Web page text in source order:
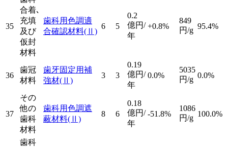
35
合着､
充填
及び
仮封
材料
歯科用色調適
合確認材料(Ⅱ)
6 5
0.2
億円/
年
+0.8%
849
円/g 95.4%
36
歯冠
材料
歯牙固定用補
強材(Ⅱ)
3 3
0.19
億円/
年
0.0%
5035
円/g 0.0%
37
その
他の
歯科
材料
歯科用色調遮
蔽材料(Ⅱ)
8 6
0.18
億円/
年
-51.8%
1086
円/g 100.0%
歯科